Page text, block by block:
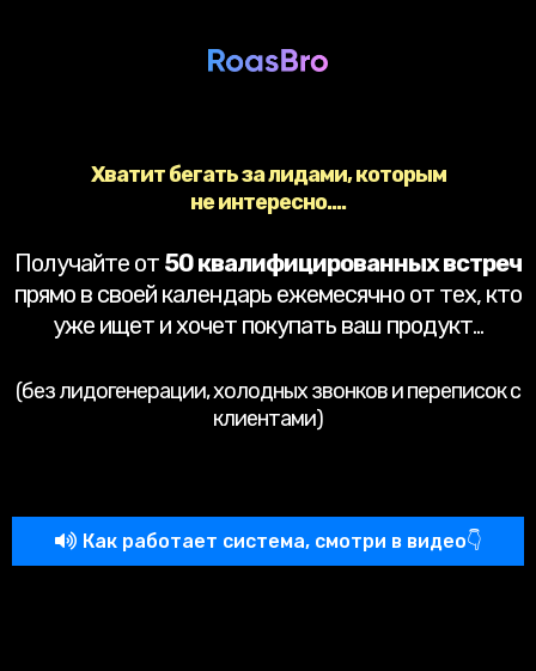
Хватит бегать за лидами, которым
не интересно....
Получайте от 50 квалифицированных встреч
прямо в своей календарь ежемесячно от тех, кто
уже ищет и хочет покупать ваш продукт...
(без лидогенерации, холодных звонков и переписок с
клиентами)
Как работает система, смотри в видео👇